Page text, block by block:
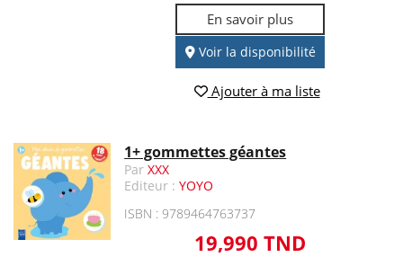
En savoir plus
Voir la disponibilité
Ajouter à ma liste
1+ gommettes géantes
ParXXX
Editeur :YOYO
ISBN : 9789464763737
19,990 TND